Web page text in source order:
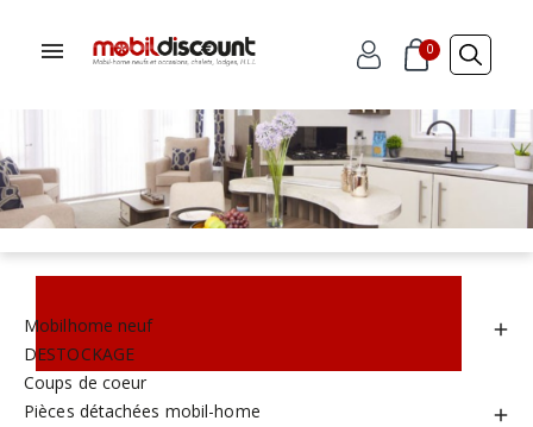
0
Mobilhome neuf 
DESTOCKAGE
Coups de coeur
Pièces détachées mobil-home
